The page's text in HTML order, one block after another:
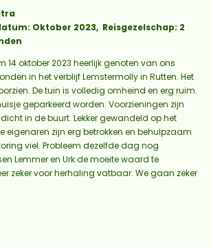
Oktober 2023, Reisgezelschap: 2
14 oktober 2023 heerlijk genoten van ons
in het verblijf Lemstermolly in Rutten. Het
De tuin is volledig omheind en erg ruim.
geparkeerd worden. Voorzieningen zijn
in de buurt. Lekker gewandeld op het
eigenaren zijn erg betrokken en behulpzaam
viel. Probleem dezelfde dag nog
Lemmer en Urk de moeite waard te
zeker voor herhaling vatbaar. We gaan zeker